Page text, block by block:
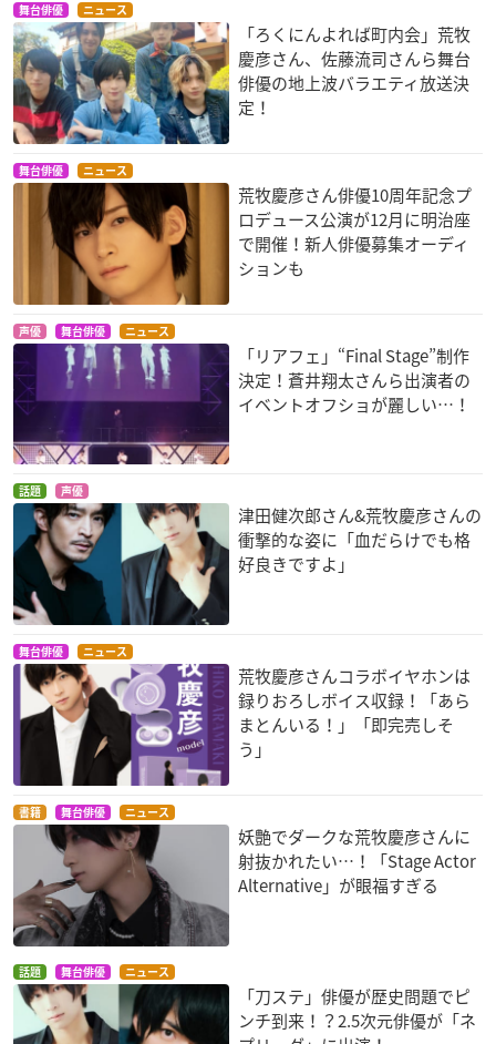
舞台俳優 ニュース
「ろくにんよれば町内会」荒牧
慶彦さん、佐藤流司さんら舞台
俳優の地上波バラエティ放送決
定！
舞台俳優 ニュース
荒牧慶彦さん俳優10周年記念プ
ロデュース公演が12月に明治座
で開催！新人俳優募集オーディ
ションも
声優 舞台俳優 ニュース
「リアフェ」“Final Stage”制作
決定！蒼井翔太さんら出演者の
イベントオフショが麗しい…！
話題 声優
津田健次郎さん&荒牧慶彦さんの
衝撃的な姿に「血だらけでも格
好良きですよ」
舞台俳優 ニュース
荒牧慶彦さんコラボイヤホンは
録りおろしボイス収録！「あら
まとんいる！」「即完売しそ
う」
書籍 舞台俳優 ニュース
妖艶でダークな荒牧慶彦さんに
射抜かれたい…！「Stage Actor
Alternative」が眼福すぎる
話題 舞台俳優 ニュース
「刀ステ」俳優が歴史問題でピ
ンチ到来！？2.5次元俳優が「ネ